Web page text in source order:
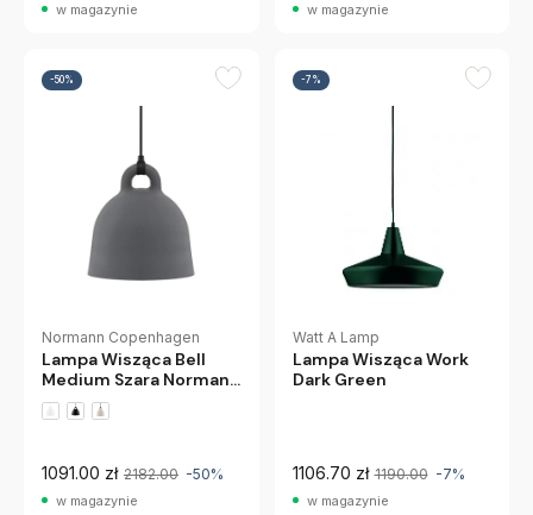
w magazynie w magazynie
-50%
Normann Copenhagen
Lampa Wisząca Bell
Medium Szara Normann
Copenhagen
1091.00 zł 2182.00 -50%
w magazynie
-7%
Watt A Lamp
Lampa Wisząca Work
Dark Green
1106.70 zł 1190.00 -7%
w magazynie